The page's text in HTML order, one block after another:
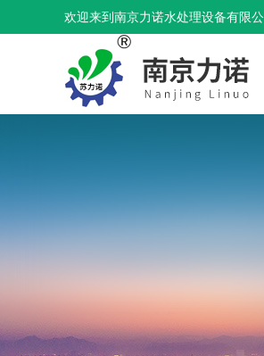
欢迎来到南京力诺水处理设备有限公